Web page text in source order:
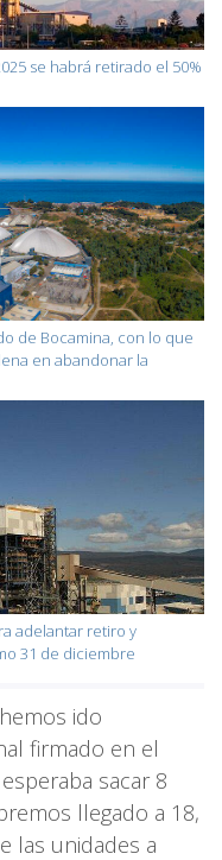
se habrá retirado el 50%
de Bocamina, con lo que
en abandonar la
adelantar retiro y
31 de diciembre
ido
firmado en el
sacar 8
llegado a 18,
las unidades a